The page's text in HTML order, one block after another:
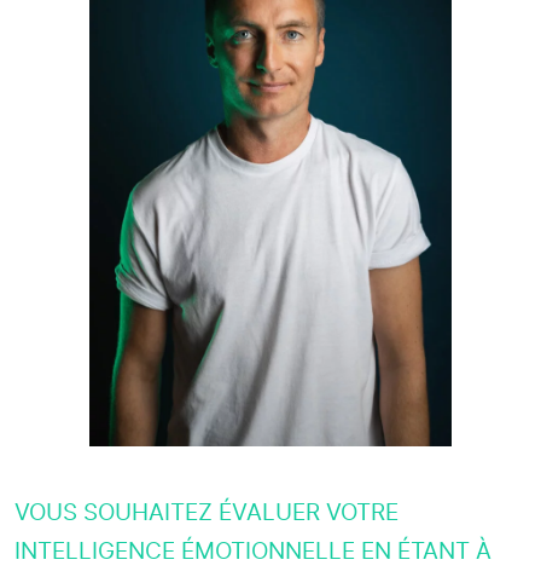
VOUS SOUHAITEZ ÉVALUER VOTRE
INTELLIGENCE ÉMOTIONNELLE EN ÉTANT À